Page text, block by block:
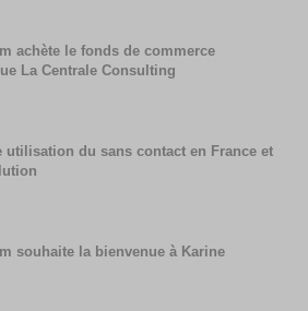
achète le fonds de commerce
La Centrale Consulting
utilisation du sans contact en France et
souhaite la bienvenue à Karine